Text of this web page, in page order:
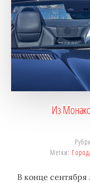
бизнеса,
создающее
устойчивые
конкурентные
преимущества.
Из
Метки:
В конце